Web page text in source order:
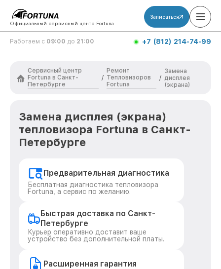
Официальный сервисный центр Fortuna
Записаться
Работаем с 09:00 до 21:00 +7 (812) 214-74-99
Сервисный центр
Fortuna в Санкт-
Петербурге
/
Ремонт
Тепловизоров
Fortuna
/
Замена
дисплея
(экрана)
Замена дисплея (экрана)
тепловизора Fortuna в Санкт-
Петербурге
Предварительная диагностика
Бесплатная диагностика тепловизора
Fortuna, а сервис по желанию.
Быстрая доставка по Санкт-
Петербурге
Курьер оперативно доставит ваше
устройство без дополнительной платы.
Расширенная гарантия